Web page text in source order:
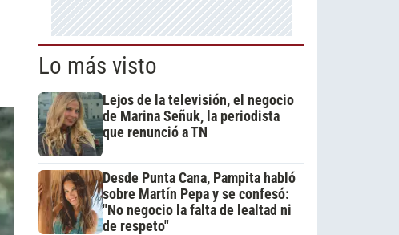
Lo más visto
Lejos de la televisión, el negocio
de Marina Señuk, la periodista
que renunció a TN
Desde Punta Cana, Pampita habló
sobre Martín Pepa y se confesó:
"No negocio la falta de lealtad ni
de respeto"